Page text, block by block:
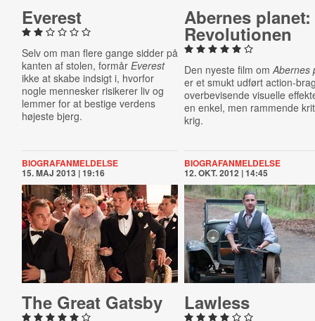
Everest
Selv om man flere gange sidder på
kanten af stolen, formår Everest
ikke at skabe indsigt i, hvorfor
nogle mennesker risikerer liv og
lemmer for at bestige verdens
højeste bjerg.
Abernes planet:
Re­vo­lu­tio­nen
Den nyeste film omAbernes
er et smukt udført action-
overbevisende visuelle
en enkel, men rammende
krig.
BIOGRAFANMELDELSE
15. MAJ 2013 | 19:16
The Great Gatsby
BIOGRAFANMELDELSE
12. OKT. 2012 | 14:45
Lawless